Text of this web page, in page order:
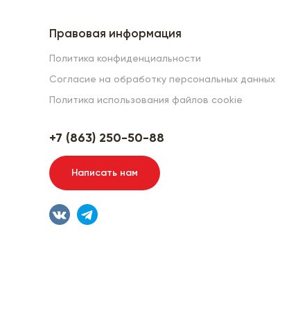
Правовая информация
Политика конфиденциальности
Согласие на обработку персональных данных
Политика использования файлов cookie
+7 (863) 250-50-88
Написать нам